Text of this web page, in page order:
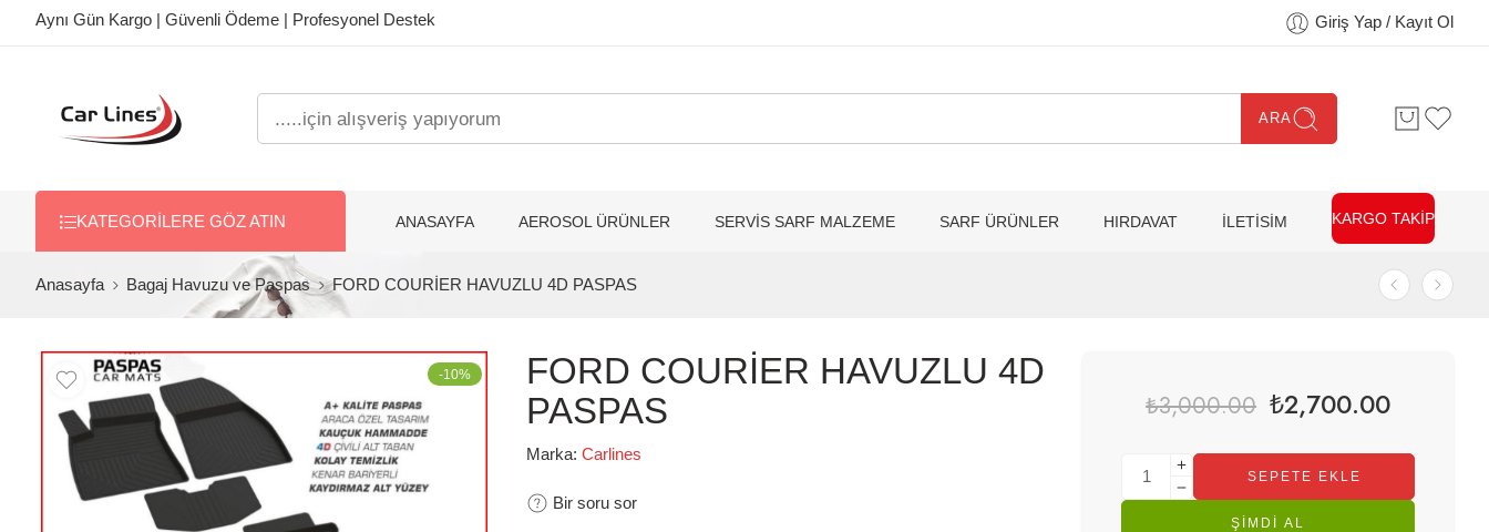
Aynı Gün Kargo | Güvenli Ödeme | Profesyonel Destek Giriş Yap / Kayıt Ol
ARA
KATEGORILERE GÖZ ATIN ANASAYFA AEROSOL ÜRÜNLER SERVİS SARF MALZEME SARF ÜRÜNLER HIRDAVAT İLETİSİM KARGO TAKİP
Anasayfa Bagaj Havuzu ve Paspas FORD COURİER HAVUZLU 4D PASPAS
-10%
FORD COURİER HAVUZLU 4D
PASPAS
Marka: Carlines
Bir soru sor
₺3,000.00 ₺2,700.00
SEPETE EKLE
ŞIMDI AL